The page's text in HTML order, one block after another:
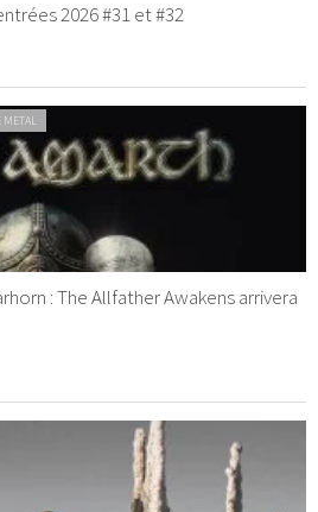
2026 #31 et #32
METAL
: The Allfather Awakens arrivera